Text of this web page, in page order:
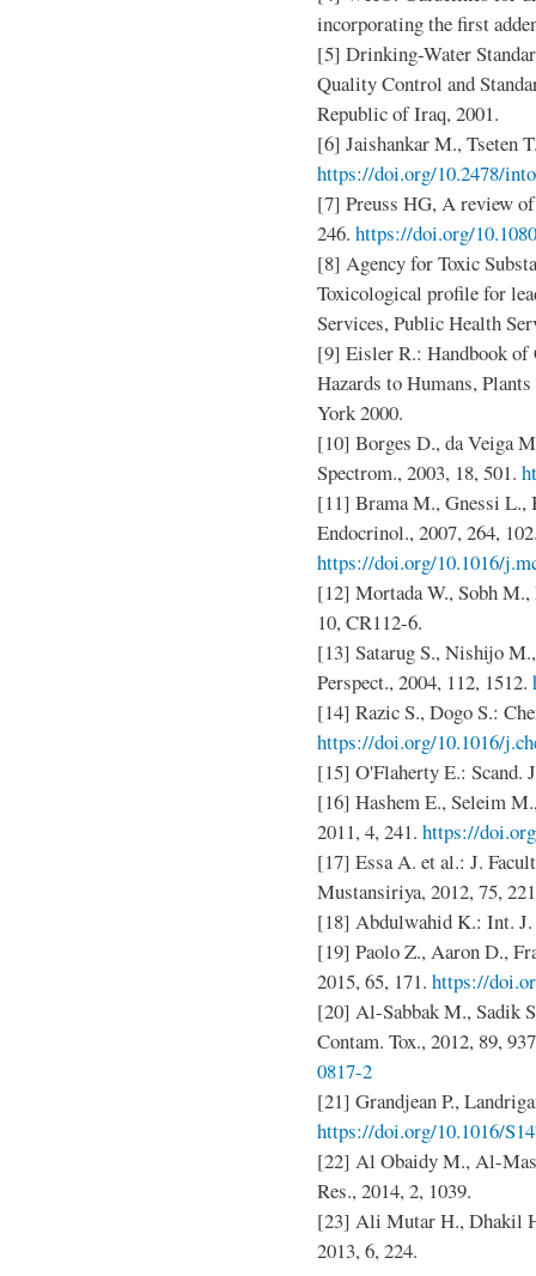
incorporating the first
[5] Drinking-Water
Quality Control and
Republic of Iraq, 2001.
[6] Jaishankar M., Tseten
https://doi.org/10.2478/
[7] Preuss HG, A review
246. https://doi.org/
[8] Agency for Toxic
Toxicological profile for
Services, Public Health
[9] Eisler R.: Handbook of
Hazards to Humans,
York 2000.
[10] Borges D., da Veiga
Spectrom., 2003, 18, 501.
[11] Brama M., Gnessi L.,
Endocrinol., 2007, 264,
https://doi.org/10.1016/
[12] Mortada W., Sobh
10, CR112-6.
[13] Satarug S., Nishijo
Perspect., 2004, 112, 1512.
[14] Razic S., Dogo S.:
https://doi.org/10.1016/
[15] O'Flaherty E.: Scand.
[16] Hashem E., Seleim
2011, 4, 241. https://
[17] Essa A. et al.: J.
Mustansiriya, 2012, 75,
[18] Abdulwahid K.: Int. J.
[19] Paolo Z., Aaron D.,
2015, 65, 171. https://
[20] Al-Sabbak M., Sadik
Contam. Tox., 2012, 89,
0817-2
[21] Grandjean P.,
https://doi.org/10.1016/
[22] Al Obaidy M., Al-
Res., 2014, 2, 1039.
[23] Ali Mutar H., Dhakil
2013, 6, 224.